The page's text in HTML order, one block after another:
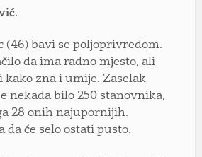
(46) bavi se poljoprivredom.
da ima radno mjesto, ali
kako zna i umije. Zaselak
nekada bilo 250 stanovnika,
28 onih najupornijih.
da će selo ostati pusto.